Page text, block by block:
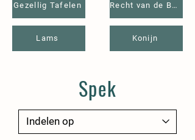
Gezellig Tafelen
Lams
Recht van de Boer
Konijn
Spek